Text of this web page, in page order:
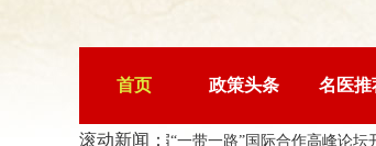
首页 政策头条 名医推
习近平在第三届“一带一路”国际合作高峰论坛开幕
滚动新闻：